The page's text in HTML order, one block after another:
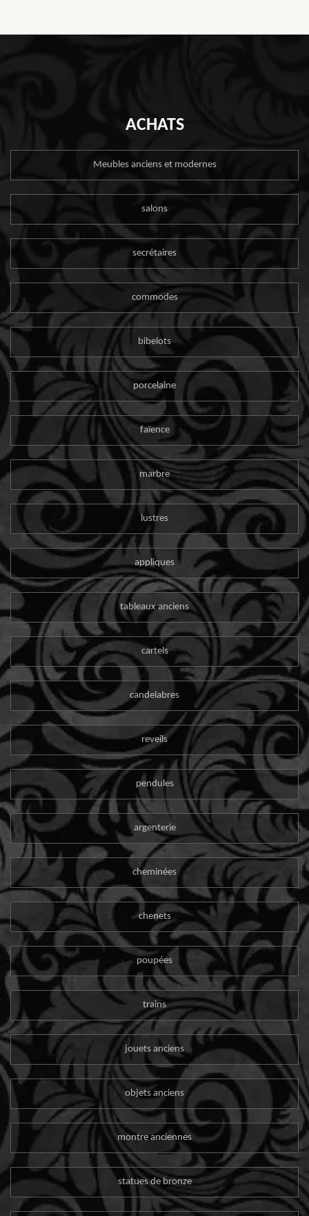
ACHATS
Meubles anciens et modernes
salons
secrétaires
commodes
bibelots
porcelaine
faïence
marbre
lustres
appliques
tableaux anciens
cartels
candelabres
reveils
pendules
argenterie
cheminées
chenets
poupées
trains
jouets anciens
objets anciens
montre anciennes
statues de bronze